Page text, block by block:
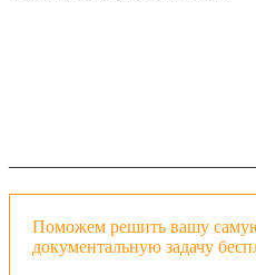
Поможем решить вашу
документальную задачу